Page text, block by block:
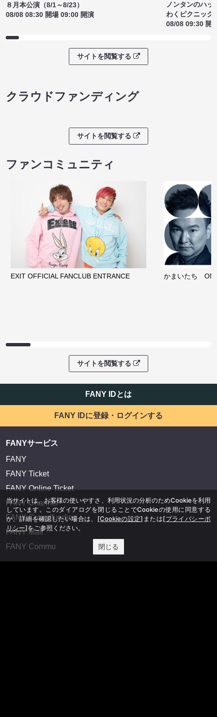
８月本公演（8/1～8/23）
08/08 08:30 開場 09:00 開演
ノンタンのハッ
わくピクニック
08/08 09:30 開
サイトを閲覧する
クラウドファンディング
サイトを閲覧する
ファンコミュニティ
EXIT OFFICIAL FANCLUB ENTRANCE かまいたち
サイトを閲覧する
FANY IDとは
FANY IDに登録・ログインする
FANYサービス
FANY
FANY Ticket
FANY Online Ticket
FANY Channel
FANY Crowdfunding
FANY Mall
FANY Commu
当サイトは、お客様の使いやすさ、利用状況の分析のためCookieを利用
しています。このダイアログを閉じることでCookieの使用に同意する
か、詳細を確認したい場合は、 [Cookieの設定] または[プライバシーポ
リシー]をご参照ください。
閉じる